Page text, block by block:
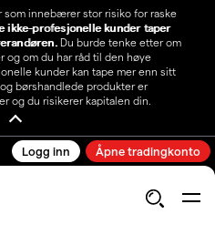
som innebærer stor risiko for raske
ikke-profesjonelle kunder taper
Du burde tenke etter om
og om du har råd til den høye
kunder kan tape mer enn sitt
børshandlede produkter er
og du risikerer kapitalen din.
Logg inn Åpne tradingkonto